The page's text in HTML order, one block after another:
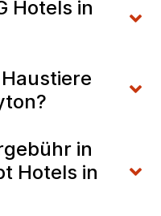
Hotels in
in
Hotels in